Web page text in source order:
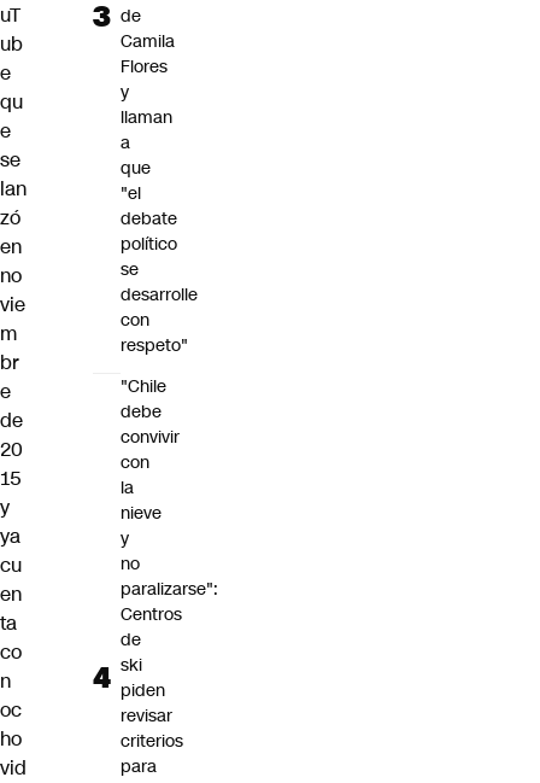
uT
ub
e
qu
e
se
lan
zó
en
no
vie
m
br
e
de
20
15
y
ya
cu
en
ta
co
n
oc
ho
vid
de
Camila
Flores
y
llaman
a
que
"el
debate
político
se
desarrolle
con
respeto"
"Chile
debe
convivir
con
la
nieve
y
no
paralizarse":
Centros
de
ski
piden
revisar
criterios
para